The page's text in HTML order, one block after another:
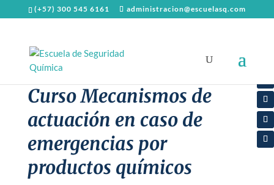
(+57) 300 545 6161 administracion@escuelasq.com
Curso Mecanismos de
actuación en caso de
emergencias por
productos químicos